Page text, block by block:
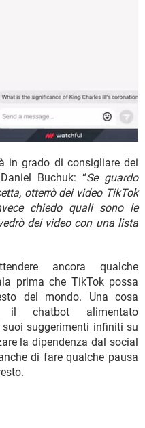
in grado di consigliare dei
Buchuk: “Se guardo
otterrò dei video TikTok
chiedo quali sono le
dei video con una lista
ancora qualche
prima che TikTok possa
del mondo. Una cosa
il chatbot alimentato
suggerimenti infiniti su
la dipendenza dal social
di fare qualche pausa